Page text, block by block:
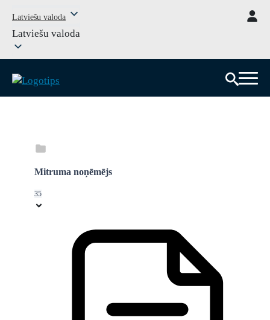
Latviešu valoda
Latviešu valoda
Mitruma noņēmējs
35